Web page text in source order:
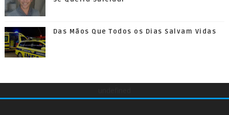
Das Mãos Que Todos os Dias Salvam Vidas